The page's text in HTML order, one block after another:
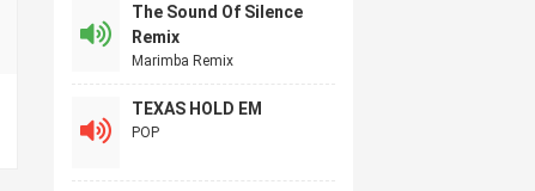
The Sound Of Silence
Remix
Marimba Remix
TEXAS HOLD EM
POP